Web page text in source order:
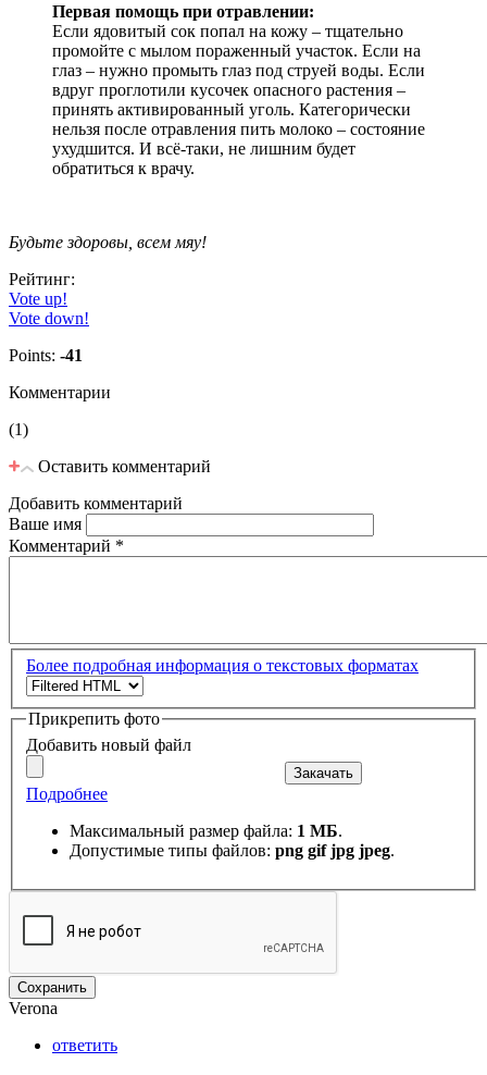
Первая помощь при отравлении:
Если ядовитый сок попал на кожу – тщательно
промойте с мылом пораженный участок. Если на
глаз – нужно промыть глаз под струей воды. Если
вдруг проглотили кусочек опасного растения –
принять активированный уголь. Категорически
нельзя после отравления пить молоко – состояние
ухудшится. И всё-таки, не лишним будет
обратиться к врачу.
Будьте здоровы, всем мяу!
Рейтинг:
Vote up!
Vote down!
Points: -41
Комментарии
(1)
Оставить комментарий
Добавить комментарий
Ваше имя
Комментарий *
Более подробная информация о текстовых форматах
Прикрепить фото
Добавить новый файл
Закачать
Подробнее
Максимальный размер файла: 1 МБ.
Допустимые типы файлов: png gif jpg jpeg.
Сохранить
Verona
ответить